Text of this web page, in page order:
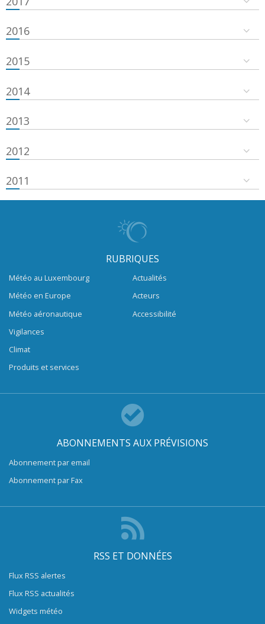
2016
2015
2014
2013
2012
2011
RUBRIQUES
Météo au Luxembourg
Météo en Europe
Météo aéronautique
Vigilances
Climat
Produits et services
Actualités
Acteurs
Accessibilité
ABONNEMENTS AUX PRÉVISIONS
Abonnement par email
Abonnement par Fax
RSS ET DONNÉES
Flux RSS alertes
Flux RSS actualités
Widgets météo